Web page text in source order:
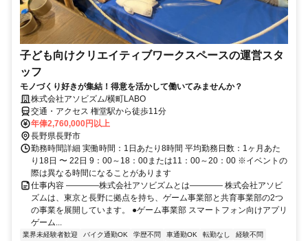
子ども向けクリエイティブワークスペースの運営スタ
ッフ
モノづくり好きが集結！得意を活かして働いてみませんか？
株式会社アソビズム/横町LABO
交通・アクセス 権堂駅から徒歩11分
年俸2,760,000円以上
長野県長野市
勤務時間詳細 実働時間：1日あたり8時間 平均勤務日数：1ヶ月あた
り18日 〜 22日 9：00～18：00または11：00～20：00 ※イベントの
際は異なる時間になることがあります
仕事内容 ――――株式会社アソビズムとは―――― 株式会社アソビ
ズムは、東京と長野に拠点を持ち、ゲーム事業部と共育事業部の2つ
の事業を展開しています。 ●ゲーム事業部 スマートフォン向けアプリ
ゲーム...
業界未経験者歓迎 バイク通勤OK 学歴不問 車通勤OK 転勤なし
経験不問